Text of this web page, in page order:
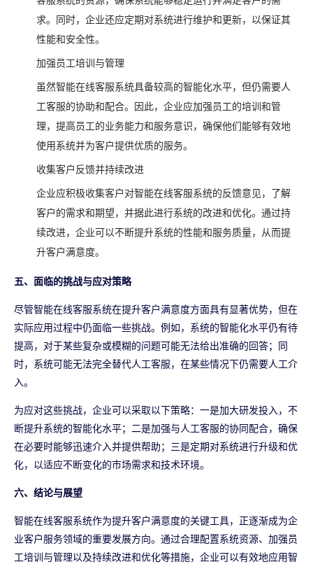
求。同时，企业还应定期对系统进行维护和更新，以保证其
性能和安全性。
加强员工培训与管理
虽然智能在线客服系统具备较高的智能化水平，但仍需要人
工客服的协助和配合。因此，企业应加强员工的培训和管
理，提高员工的业务能力和服务意识，确保他们能够有效地
使用系统并为客户提供优质的服务。
收集客户反馈并持续改进
企业应积极收集客户对智能在线客服系统的反馈意见，了解
客户的需求和期望，并据此进行系统的改进和优化。通过持
续改进，企业可以不断提升系统的性能和服务质量，从而提
升客户满意度。
五、面临的挑战与应对策略
尽管智能在线客服系统在提升客户满意度方面具有显著优势，但在
实际应用过程中仍面临一些挑战。例如，系统的智能化水平仍有待
提高，对于某些复杂或模糊的问题可能无法给出准确的回答；同
时，系统可能无法完全替代人工客服，在某些情况下仍需要人工介
入。
为应对这些挑战，企业可以采取以下策略：一是加大研发投入，不
断提升系统的智能化水平；二是加强与人工客服的协同配合，确保
在必要时能够迅速介入并提供帮助；三是定期对系统进行升级和优
化，以适应不断变化的市场需求和技术环境。
六、结论与展望
智能在线客服系统作为提升客户满意度的关键工具，正逐渐成为企
业客户服务领域的重要发展方向。通过合理配置系统资源、加强员
工培训与管理以及持续改进和优化等措施，企业可以有效地应用智